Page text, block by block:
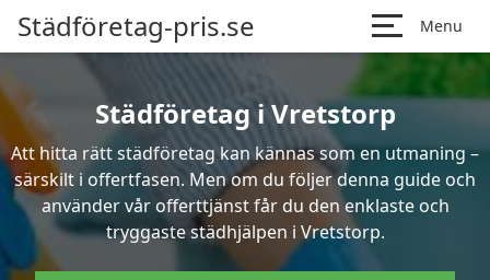
Städföretag-pris.se Menu
Städföretag i Vretstorp
Att hitta rätt städföretag kan kännas som en utmaning –
särskilt i offertfasen. Men om du följer denna guide och
använder vår offerttjänst får du den enklaste och
tryggaste städhjälpen i Vretstorp.